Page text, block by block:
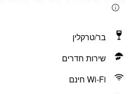
בר/טרקלין
שירות חדרים
Wi-Fi חינם